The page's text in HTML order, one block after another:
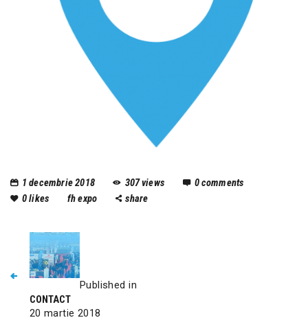
1 decembrie 2018 307views 0comments
0likes fh expo share
Published in
CONTACT
20 martie 2018